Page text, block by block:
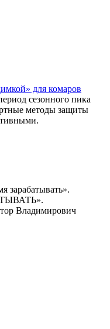
для комаров
сезонного пика
методы защиты
зарабатывать».
Владимирович